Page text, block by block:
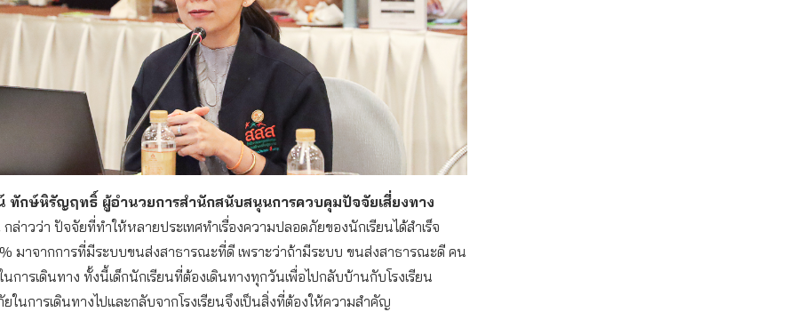
ทักษ์หิรัญฤทธิ์ ผู้อำนวยการสำนักสนับสนุนการควบคุมปัจจัยเสี่ยงทาง
กล่าวว่า ปัจจัยที่ทำให้หลายประเทศทําเรื่องความปลอดภัยของนักเรียนได้สําเร็จ
มาจากการที่มีระบบขนส่งสาธารณะที่ดี เพราะว่าถ้ามีระบบ ขนส่งสาธารณะดี คน
นการเดินทาง ทั้งนี้เด็กนักเรียนที่ต้องเดินทางทุกวันเพื่อไปกลับบ้านกับโรงเรียน
ในการเดินทางไปและกลับจากโรงเรียนจึงเป็นสิ่งที่ต้องให้ความสำคัญ